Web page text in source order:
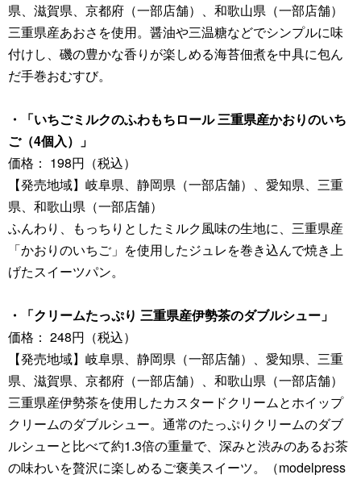
県、滋賀県、京都府（一部店舗）、和歌山県（一部店舗）
三重県産あおさを使用。醤油や三温糖などでシンプルに味
付けし、磯の豊かな香りが楽しめる海苔佃煮を中具に包ん
だ手巻おむすび。
・「いちごミルクのふわもちロール 三重県産かおりのいち
ご（4個入）」
価格： 198円（税込）
【発売地域】岐阜県、静岡県（一部店舗）、愛知県、三重
県、和歌山県（一部店舗）
ふんわり、もっちりとしたミルク風味の生地に、三重県産
「かおりのいちご」を使用したジュレを巻き込んで焼き上
げたスイーツパン。
・「クリームたっぷり 三重県産伊勢茶のダブルシュー」
価格： 248円（税込）
【発売地域】岐阜県、静岡県（一部店舗）、愛知県、三重
県、滋賀県、京都府（一部店舗）、和歌山県（一部店舗）
三重県産伊勢茶を使用したカスタードクリームとホイップ
クリームのダブルシュー。通常のたっぷりクリームのダブ
ルシューと比べて約1.3倍の重量で、深みと渋みのあるお茶
の味わいを贅沢に楽しめるご褒美スイーツ。（modelpress